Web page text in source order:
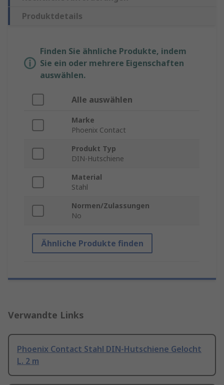
Produktdetails
Finden Sie ähnliche Produkte, indem
Sie ein oder mehrere Eigenschaften
auswählen.
Alle auswählen
Marke
Phoenix Contact
Produkt Typ
DIN-Hutschiene
Material
Stahl
Normen/Zulassungen
No
Ähnliche Produkte finden
Verwandte Links
Phoenix Contact Stahl DIN-Hutschiene Gelocht
L. 2 m